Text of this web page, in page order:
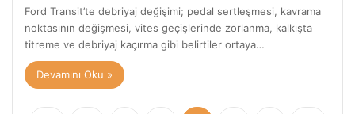
Ford Transit’te debriyaj değişimi; pedal sertleşmesi, kavrama
noktasının değişmesi, vites geçişlerinde zorlanma, kalkışta
titreme ve debriyaj kaçırma gibi belirtiler ortaya…
Devamını Oku »